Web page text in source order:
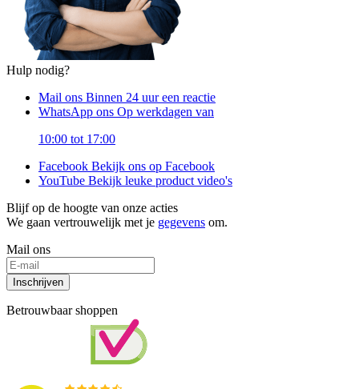
Hulp nodig?
Mail ons Binnen 24 uur een reactie
WhatsApp ons Op werkdagen van
10:00 tot 17:00
Facebook Bekijk ons op Facebook
YouTube Bekijk leuke product video's
Blijf op de hoogte van onze acties
We gaan vertrouwelijk met je gegevens om.
Mail ons
Inschrijven
Betrouwbaar shoppen